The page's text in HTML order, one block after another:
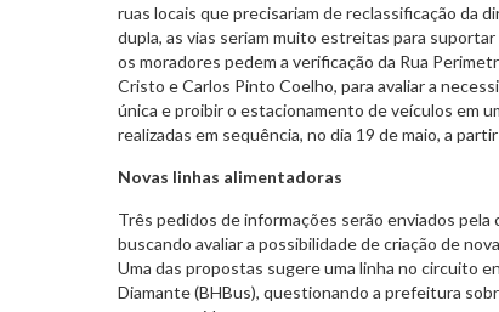
ruas locais que precisariam de reclassificação da
dupla, as vias seriam muito estreitas para
os moradores pedem a verificação da Rua
Cristo e Carlos Pinto Coelho, para avaliar a
única e proibir o estacionamento de veículos em
realizadas em sequência, no dia 19 de maio, a
Novas linhas alimentadoras
Três pedidos de informações serão enviados pela
buscando avaliar a possibilidade de criação de
Uma das propostas sugere uma linha no circuito
Diamante (BHBus), questionando a prefeitura